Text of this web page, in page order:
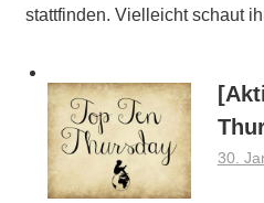
stattfinden. Vielleicht schaut
30.